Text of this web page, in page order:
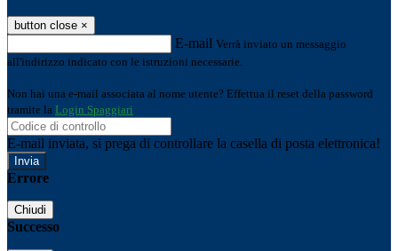
button close ×
E-mail Verrà inviato un messaggio
all'indirizzo indicato con le istruzioni necessarie.
Non hai una e-mail associata al nome utente? Effettua il reset della password
tramite la Login Spaggiari
E-mail inviata, si prega di controllare la casella di posta elettronica!
Errore
Chiudi
Successo